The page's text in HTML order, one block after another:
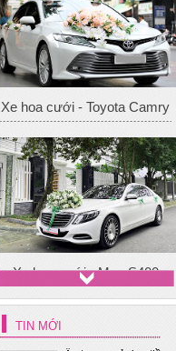
Xe hoa cưới - Toyota Camry
Xe hoa cưới - Mec S400
TIN MỚI